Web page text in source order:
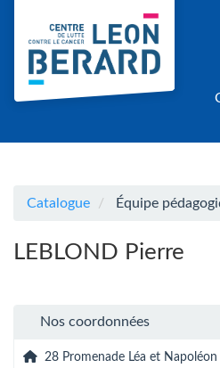
Aller au menu principal
Aller au contenu principal
Personnaliser l'interface
Catalogue Équipe
LEBLOND Pierre
Nos coordonnées
28 Promenade Léa et Napoléon